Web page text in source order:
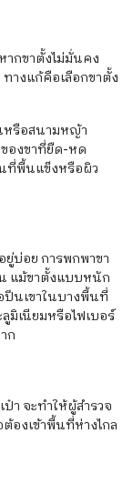
กขาตั้งไม่มั่นคง
างแก้คือเลือกขาตั้ง
หรือสนามหญ้า
องขาที่ยืด-หด
ที่พื้นแข็งหรือผิว
บ่อย การพกพาขา
แม้ขาตั้งแบบหนัก
ปีนเขาในบางพื้นที่
มิเนียมหรือไฟเบอร์
ก
า จะทำให้ผู้สำรวจ
องเข้าพื้นที่ห่างไกล